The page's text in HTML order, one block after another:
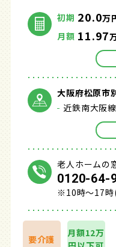
初期 20.0万
月額 11.97
大阪府松原市
近鉄南大阪
老人ホームの
0120-64-
※10時～17時
要介護
月額12万